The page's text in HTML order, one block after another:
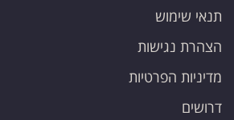
תנאי שימוש
הצהרת נגישות
מדיניות הפרטיות
דרושים